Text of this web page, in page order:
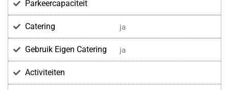
Parkeercapaciteit
Catering ja
Gebruik Eigen Catering ja
Activiteiten